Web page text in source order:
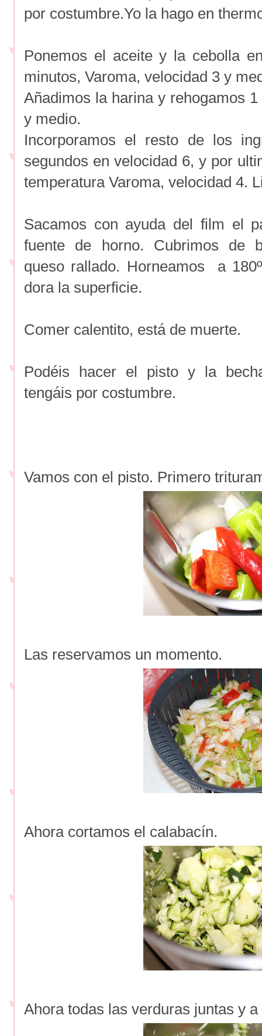
por costumbre.Yo la hago en
Ponemos el aceite y la cebolla
minutos, Varoma, velocidad 3 y
Añadimos la harina y rehogamos
y medio.
Incorporamos el resto de los
segundos en velocidad 6, y por
temperatura Varoma, velocidad 4.
Sacamos con ayuda del film el
fuente de horno. Cubrimos de
queso rallado. Horneamos a
dora la superficie.
Comer calentito, está de muerte.
Podéis hacer el pisto y la
tengáis por costumbre.
Vamos con el pisto. Primero
Las reservamos un momento.
Ahora cortamos el calabacín.
Ahora todas las verduras juntas y